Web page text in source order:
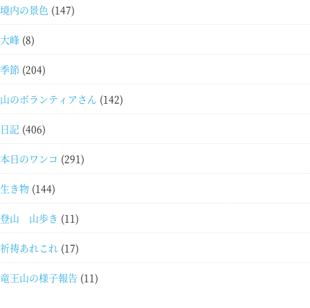
境内の景色 (147)
大峰 (8)
季節 (204)
山のボランティアさん (142)
日記 (406)
本日のワンコ (291)
生き物 (144)
登山 山歩き (11)
祈祷あれこれ (17)
竜王山の様子報告 (11)